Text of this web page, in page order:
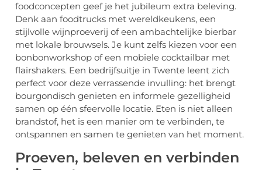
foodconcepten geef je het jubileum extra beleving.
Denk aan foodtrucks met wereldkeukens, een
stijlvolle wijnproeverij of een ambachtelijke bierbar
met lokale brouwsels. Je kunt zelfs kiezen voor een
bonbonworkshop of een mobiele cocktailbar met
flairshakers. Een bedrijfsuitje in Twente leent zich
perfect voor deze verrassende invulling: het brengt
bourgondisch genieten en informele gezelligheid
samen op één sfeervolle locatie. Eten is niet alleen
brandstof, het is een manier om te verbinden, te
ontspannen en samen te genieten van het moment.
Proeven, beleven en verbinden